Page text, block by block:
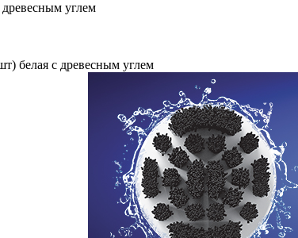
углем
белая с древесным углем